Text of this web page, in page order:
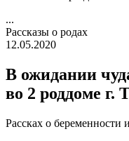
...
Рассказы о родах
12.05.2020
В ожидании
во 2 роддоме г.
Рассках о беременности